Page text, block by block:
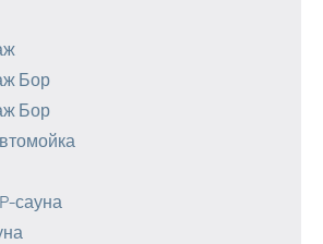
Бор
Бор
сауна